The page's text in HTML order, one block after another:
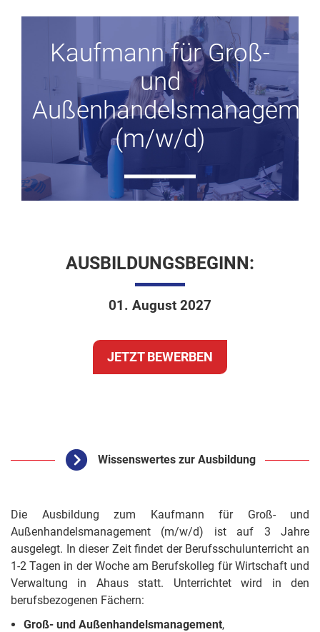
Erfolgsfaktor
Sechskantschrauben
Scheiben
und
Rechnungswesen
Logistik
Qualitätsmanagement
FBsave
Kaufmann für Groß-
und
(m/w/d)
AUSBILDUNGSBEGINN:
01. August 2027
JETZT BEWERBEN
Wissenswertes zur Ausbildung
Die Ausbildung zum Kaufmann für Groß- und
Außenhandelsmanagement (m/w/d) ist auf 3 Jahre
ausgelegt. In dieser Zeit findet der Berufsschulunterricht an
1-2 Tagen in der Woche am Berufskolleg für Wirtschaft und
Verwaltung in Ahaus statt. Unterrichtet wird in den
berufsbezogenen Fächern:
Groß- und Außenhandelsmanagement,